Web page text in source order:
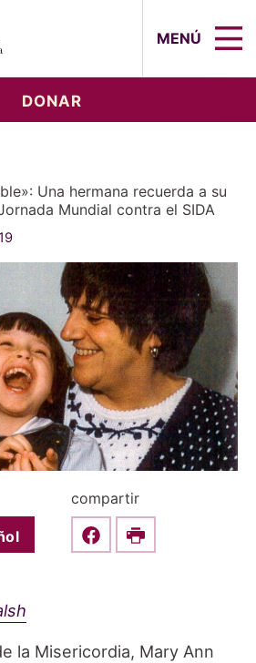
MENÚ
DONAR
Una hermana recuerda a su
Mundial contra el SIDA
compartir
Share this on Facebook
Print
la Misericordia, Mary Ann